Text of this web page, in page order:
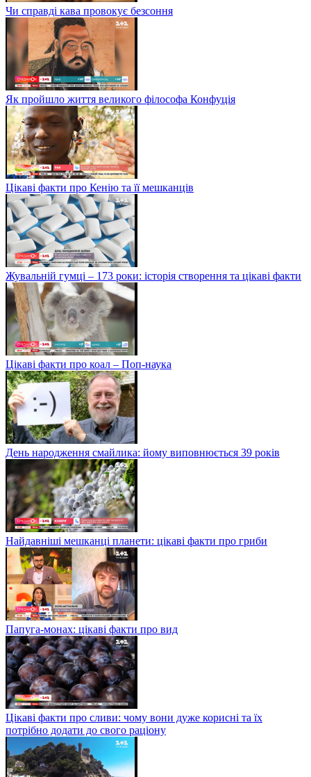
Чи справді кава провокує безсоння
Як пройшло життя великого філософа Конфуція
Цікаві факти про Кенію та її мешканців
Жувальній гумці – 173 роки: історія створення та цікаві факти
Цікаві факти про коал – Поп-наука
День народження смайлика: йому виповнюється 39 років
Найдавніші мешканці планети: цікаві факти про гриби
Папуга-монах: цікаві факти про вид
Цікаві факти про сливи: чому вони дуже корисні та їх
потрібно додати до свого раціону